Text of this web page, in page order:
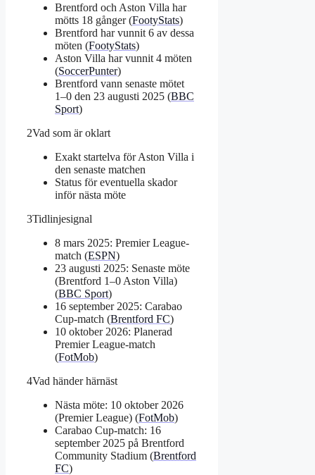
Brentford och Aston Villa har
mötts 18 gånger (FootyStats)
Brentford har vunnit 6 av dessa
möten (FootyStats)
Aston Villa har vunnit 4 möten
(SoccerPunter)
Brentford vann senaste mötet
1–0 den 23 augusti 2025 (BBC
Sport)
2Vad som är oklart
Exakt startelva för Aston Villa i
den senaste matchen
Status för eventuella skador
inför nästa möte
3Tidlinjesignal
8 mars 2025: Premier League-
match (ESPN)
23 augusti 2025: Senaste möte
(Brentford 1–0 Aston Villa)
(BBC Sport)
16 september 2025: Carabao
Cup-match (Brentford FC)
10 oktober 2026: Planerad
Premier League-match
(FotMob)
4Vad händer härnäst
Nästa möte: 10 oktober 2026
(Premier League) (FotMob)
Carabao Cup-match: 16
september 2025 på Brentford
Community Stadium (Brentford
FC)